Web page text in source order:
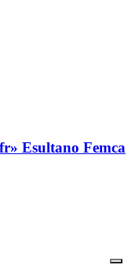
Esultano Femca